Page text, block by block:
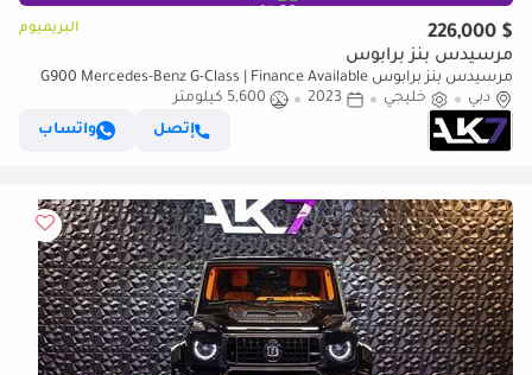
$ 226,000 البريميوم
مرسيدس بنز برابوس
مرسيدس بنز برابوس G900 Mercedes-Benz G-Class | Finance Available
دبي
خليجي 2023
5,600 كيلومتر
إتصل
واتساب